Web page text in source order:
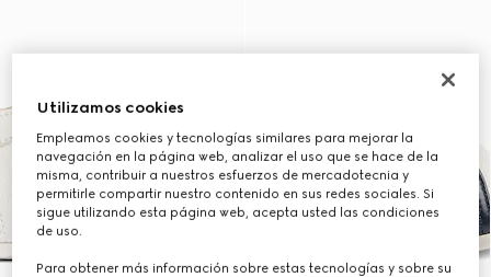
Utilizamos cookies
Empleamos cookies y tecnologías similares para mejorar la
navegación en la página web, analizar el uso que se hace de la
misma, contribuir a nuestros esfuerzos de mercadotecnia y
permitirle compartir nuestro contenido en sus redes sociales. Si
sigue utilizando esta página web, acepta usted las condiciones
de uso.
Para obtener más información sobre estas tecnologías y sobre su